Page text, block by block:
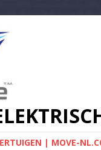
| MOVE-